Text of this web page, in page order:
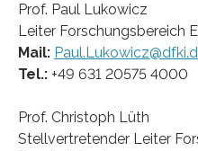
Prof. Paul Lukowicz
Leiter Forschungsbereich
Mail:
Tel.: +49 631 20575 4000
Prof. Christoph Lüth
Stellvertretender Leiter